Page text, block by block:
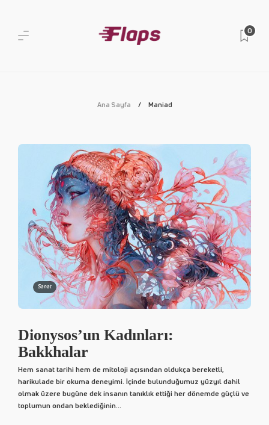
0
Ana Sayfa Maniad
Sanat
Dionysos’un Kadınları:
Bakkhalar
Hem sanat tarihi hem de mitoloji açısından oldukça bereketli,
harikulade bir okuma deneyimi. İçinde bulunduğumuz yüzyıl dahil
olmak üzere bugüne dek insanın tanıklık ettiği her dönemde güçlü ve
toplumun ondan beklediğinin...